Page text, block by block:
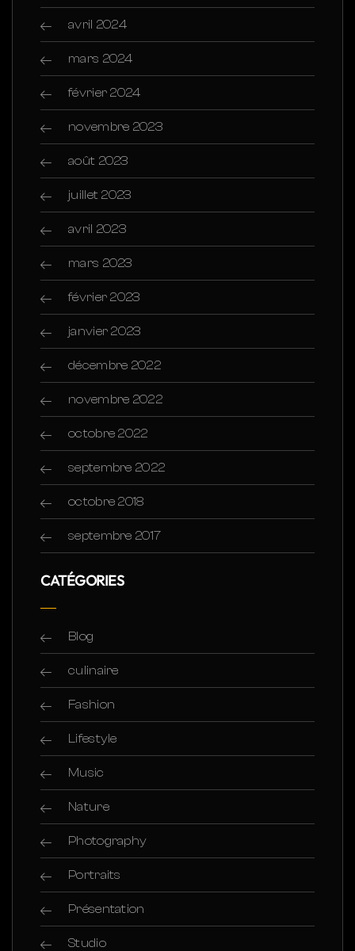
avril 2024
mars 2024
février 2024
novembre 2023
août 2023
juillet 2023
avril 2023
mars 2023
février 2023
janvier 2023
décembre 2022
novembre 2022
octobre 2022
septembre 2022
octobre 2018
septembre 2017
CATÉGORIES
Blog
culinaire
Fashion
Lifestyle
Music
Nature
Photography
Portraits
Présentation
Studio